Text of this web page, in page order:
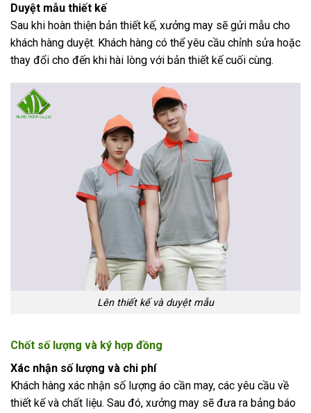
Duyệt mẫu thiết kế
Sau khi hoàn thiện bản thiết kế, xưởng may sẽ gửi mẫu cho
khách hàng duyệt. Khách hàng có thể yêu cầu chỉnh sửa hoặc
thay đổi cho đến khi hài lòng với bản thiết kế cuối cùng.
Lên thiết kế và duyệt mẫu
Chốt số lượng và ký hợp đồng
Xác nhận số lượng và chi phí
Khách hàng xác nhận số lượng áo cần may, các yêu cầu về
thiết kế và chất liệu. Sau đó, xưởng may sẽ đưa ra bảng báo